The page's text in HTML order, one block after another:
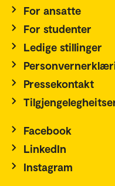
For ansatte
For studenter
Ledige stillinger
Pressekontakt
Facebook
LinkedIn
Instagram